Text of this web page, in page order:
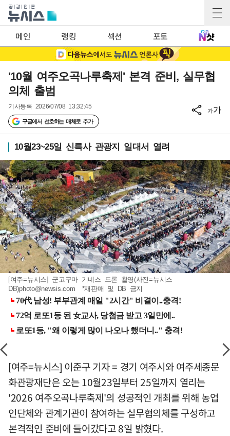
메인 랭킹 섹션 포토
'10월 여주오곡나루축제' 본격 준비, 실무협
의체 출범
기사등록 2026/07/08 13:32:45
구글에서 선호하는 매체로 추가
가가
10월23~25일 신륵사 관광지 일대서 열려
[여주=뉴시스] 군고구마 기네스 드론 촬영(사진=뉴시스
DB)photo@newsis.com *재판매 및 DB 금지
[여주=뉴시스] 이준구 기자 = 경기 여주시와 여주세종문
화관광재단은 오는 10월23일부터 25일까지 열리는
'2026 여주오곡나루축제'의 성공적인 개최를 위해 농업
인단체와 관계기관이 참여하는 실무협의체를 구성하고
본격적인 준비에 들어갔다고 8일 밝혔다.